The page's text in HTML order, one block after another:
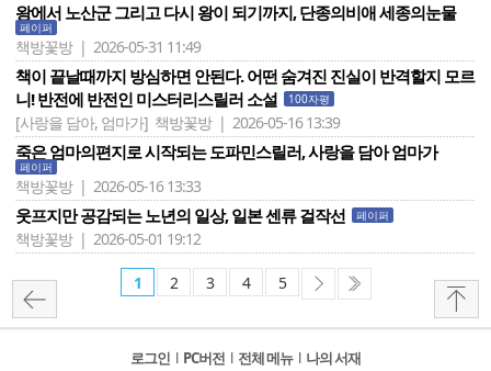
왕에서 노산군 그리고 다시 왕이 되기까지, 단종의비애 세종의눈물
페이퍼
책방꽃방 | 2026-05-31 11:49
책이 끝날때까지 방심하면 안된다. 어떤 숨겨진 진실이 반격할지 모르
니! 반전에 반전인 미스터리스릴러 소설
100자평
[사랑을 담아, 엄마가] 책방꽃방 | 2026-05-16 13:39
죽은 엄마의편지로 시작되는 도파민스릴러, 사랑을 담아 엄마가
페이퍼
책방꽃방 | 2026-05-16 13:33
웃프지만 공감되는 노년의 일상, 일본 센류 걸작선 페이퍼
책방꽃방 | 2026-05-01 19:12
1 2 3 4 5
로그인 l PC버전 l 전체 메뉴 l 나의 서재